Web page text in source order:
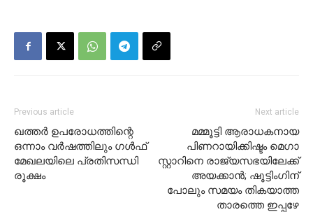
Previous article
ഖത്തര്‍ ഉപരോധത്തിന്റെ
ഒന്നാം വര്‍ഷത്തിലും ഗള്‍ഫ്
മേഖലയിലെ പ്രതിസന്ധി
രൂക്ഷം
Next article
മമ്മൂട്ടി ആരാധകനായ
പിണറായിക്കിഷ്ടം മെഗാ
സ്റ്റാറിനെ രാജ്യസഭയിലേക്ക്
അയക്കാന്‍; ഷൂട്ടിംഗിന്
പോലും സമയം തികയാത്ത
താരത്തെ ഇപ്പഴേ